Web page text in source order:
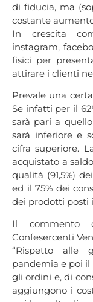
di fiducia, ma
costante
In crescita
instagram,
fisici per
attirare i clienti
Prevale una
Se infatti per il
sarà pari a
sarà inferiore e
cifra superiore.
acquistato a
qualità (91,5%)
ed il 75% dei
dei prodotti posti
Il commento
Confesercenti
“Rispetto alle
pandemia e poi
gli ordini e, di
aggiungono i